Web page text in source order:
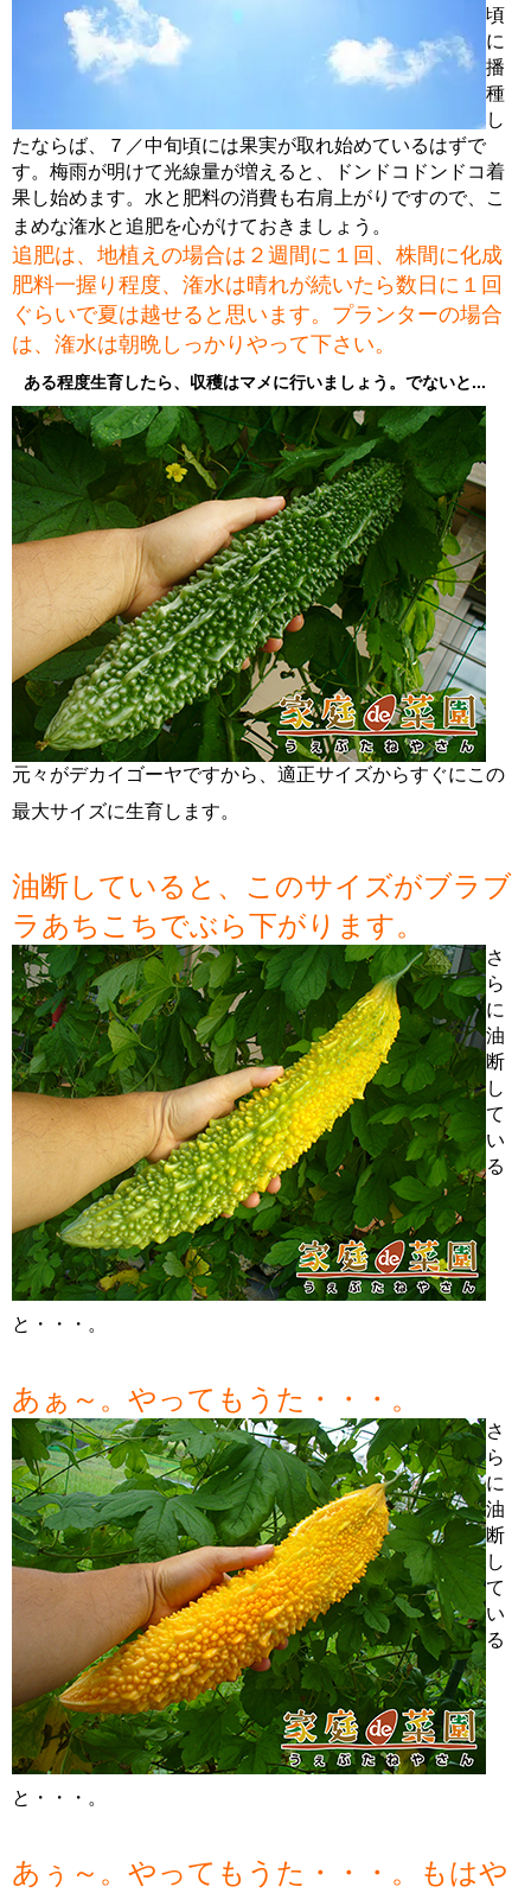
頃
に
播
種
し
たならば、７／中旬頃には果実が取れ始めているはずで
す。梅雨が明けて光線量が増えると、ドンドコドンドコ着
果し始めます。水と肥料の消費も右肩上がりですので、こ
まめな潅水と追肥を心がけておきましょう。
追肥は、地植えの場合は２週間に１回、株間に化成
肥料一握り程度、潅水は晴れが続いたら数日に１回
ぐらいで夏は越せると思います。プランターの場合
は、潅水は朝晩しっかりやって下さい。
ある程度生育したら、収穫はマメに行いましょう。でないと...
元々がデカイゴーヤですから、適正サイズからすぐにこの
最大サイズに生育します。
油断していると、このサイズがブラブ
ラあちこちでぶら下がります。
さ
ら
に
油
断
し
て
い
る
と・・・。
あぁ～。やってもうた・・・。
さ
ら
に
油
断
し
て
い
る
と・・・。
あぅ～。やってもうた・・・。もはや